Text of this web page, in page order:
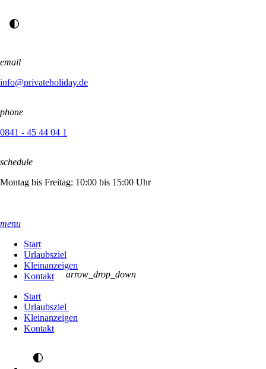
email
info@privateholiday.de
phone
0841 - 45 44 04 1
schedule
Montag bis Freitag: 10:00 bis 15:00 Uhr
menu
Start
Urlaubsziel
Kleinanzeigen
Kontakt
Start
Urlaubsziel
arrow_drop_down
Kleinanzeigen
Kontakt